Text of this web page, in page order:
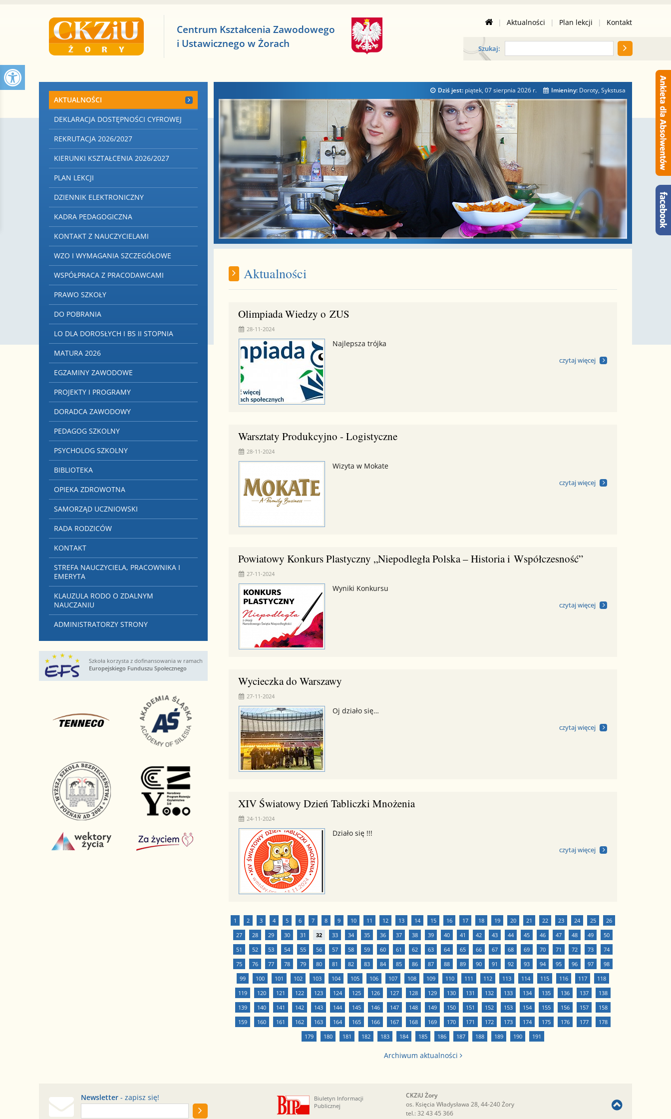
Centrum Kształcenia Zawodowego
i Ustawicznego w Żorach
| Aktualności | Plan lekcji | Kontakt
Szukaj:
AKTUALNOŚCI
DEKLARACJA DOSTĘPNOŚCI CYFROWEJ
REKRUTACJA 2026/2027
KIERUNKI KSZTAŁCENIA 2026/2027
PLAN LEKCJI
DZIENNIK ELEKTRONICZNY
KADRA PEDAGOGICZNA
KONTAKT Z NAUCZYCIELAMI
WZO I WYMAGANIA SZCZEGÓŁOWE
WSPÓŁPRACA Z PRACODAWCAMI
PRAWO SZKOŁY
DO POBRANIA
LO DLA DOROSŁYCH I BS II STOPNIA
MATURA 2026
EGZAMINY ZAWODOWE
PROJEKTY I PROGRAMY
DORADCA ZAWODOWY
PEDAGOG SZKOLNY
PSYCHOLOG SZKOLNY
BIBLIOTEKA
OPIEKA ZDROWOTNA
SAMORZĄD UCZNIOWSKI
RADA RODZICÓW
KONTAKT
STREFA NAUCZYCIELA, PRACOWNIKA I
EMERYTA
KLAUZULA RODO O ZDALNYM
NAUCZANIU
ADMINISTRATORZY STRONY
Szkoła korzysta z dofinansowania w ramach
Europejskiego Funduszu Społecznego
Dziś jest: piątek, 07 sierpnia 2026 r. Imieniny: Doroty, Sykstusa
Aktualności
Olimpiada Wiedzy o ZUS
28-11-2024
Najlepsza trójka
czytaj więcej
Warsztaty Produkcyjno - Logistyczne
28-11-2024
Wizyta w Mokate
czytaj więcej
Powiatowy Konkurs Plastyczny „Niepodległa Polska – Historia i Współczesność”
27-11-2024
Wyniki Konkursu
czytaj więcej
Wycieczka do Warszawy
27-11-2024
Oj działo się…
czytaj więcej
XIV Światowy Dzień Tabliczki Mnożenia
24-11-2024
Działo się !!!
czytaj więcej
1 2 3 4 5 6 7 8 9 10 11 12 13 14 15 16 17 18 19 20 21 22 23 24 25
26
27
28 29 30 31 32 33 34 35 36 37 38 39 40 41 42 43 44 45 46 47 48 49
50
51
52 53 54 55 56 57 58 59 60 61 62 63 64 65 66 67 68 69 70 71 72 73
74
75
76 77 78 79 80 81 82 83 84 85 86 87 88 89 90 91 92 93 94 95 96 97
98
99
100 101 102 103 104 105 106 107 108 109 110 111 112 113 114 115 116 117
118
119
120 121 122 123 124 125 126 127 128 129 130 131 132 133 134 135 136 137
138
139
140 141 142 143 144 145 146 147 148 149 150 151 152 153 154 155 156 157
158
159
160 161 162 163 164 165 166 167 168 169 170 171 172 173 174 175 176 177
178
179
180 181 182 183 184 185 186 187 188 189 190 191
Archiwum aktualności
Newsletter - zapisz się!
Biuletyn Informacji
Publicznej
CKZiU Żory
os. Księcia Władysława 28, 44-240 Żory
tel.:32 43 45 366